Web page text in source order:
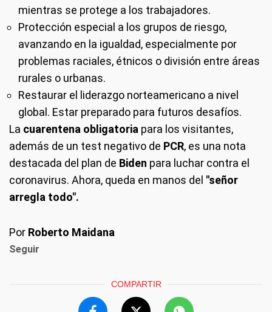
mientras se protege a los trabajadores.
Protección especial a los grupos de riesgo,
avanzando en la igualdad, especialmente por
problemas raciales, étnicos o división entre áreas
rurales o urbanas.
Restaurar el liderazgo norteamericano a nivel
global. Estar preparado para futuros desafíos.
La cuarentena obligatoria para los visitantes,
además de un test negativo de PCR, es una nota
destacada del plan de Biden para luchar contra el
coronavirus. Ahora, queda en manos del "señor
arregla todo".
Por Roberto Maidana
Seguir
COMPARTIR